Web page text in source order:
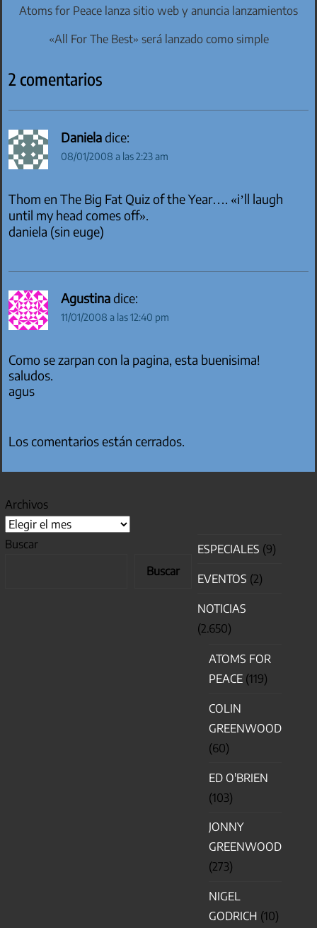
Atoms for Peace lanza sitio web y anuncia lanzamientos
«All For The Best» será lanzado como simple
2 comentarios
Danieladice:
08/01/2008 a las 2:23 am
Thom en The Big Fat Quiz of the Year…. «i’ll laugh
until my head comes off».
daniela (sin euge)
Agustinadice:
11/01/2008 a las 12:40 pm
Como se zarpan con la pagina, esta buenisima!
saludos.
agus
Los comentarios están cerrados.
Archivos
Buscar
Buscar
ESPECIALES (9)
EVENTOS (2)
NOTICIAS
(2.650)
ATOMS FOR
PEACE (119)
COLIN
GREENWOOD
(60)
ED O'BRIEN
(103)
JONNY
GREENWOOD
(273)
NIGEL
GODRICH (10)